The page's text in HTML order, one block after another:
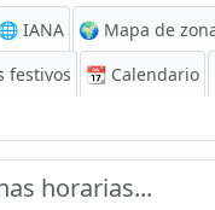
🌐 IANA
🌍 Mapa de
festivos 📆 Calendario